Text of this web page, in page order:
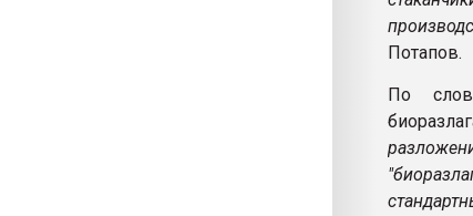
Потапов.
По